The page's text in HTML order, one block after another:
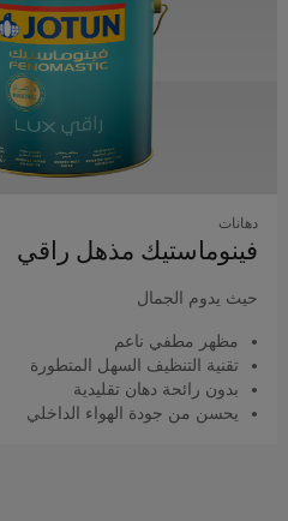
دهانات
فينوماستيك مذهل راقي
حيث يدوم الجمال
مظهر مطفي ناعم
تقنية التنظيف السهل المتطورة
بدون رائحة دهان تقليدية
يحسن من جودة الهواء الداخلي